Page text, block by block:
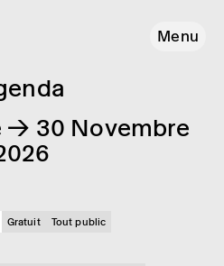
Menu
→ 30 Novembre
Gratuit
Tout public